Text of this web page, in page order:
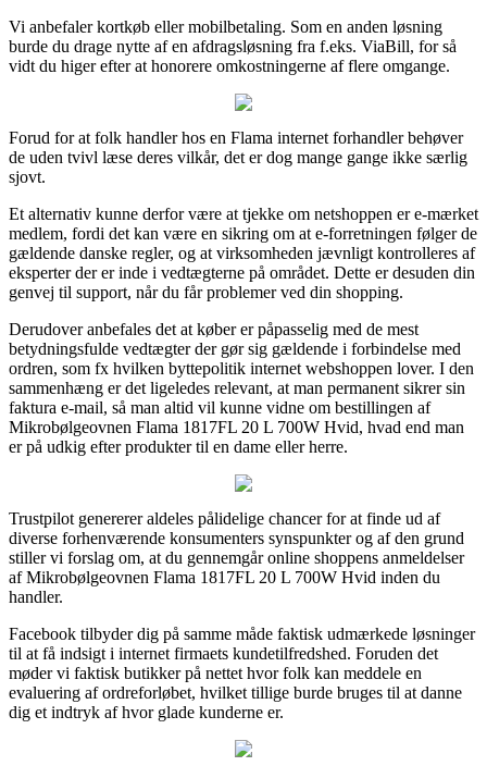
Vi anbefaler kortkøb eller mobilbetaling. Som en anden løsning
burde du drage nytte af en afdragsløsning fra f.eks. ViaBill, for så
vidt du higer efter at honorere omkostningerne af flere omgange.
Forud for at folk handler hos en Flama internet forhandler behøver
de uden tvivl læse deres vilkår, det er dog mange gange ikke særlig
sjovt.
Et alternativ kunne derfor være at tjekke om netshoppen er e-mærket
medlem, fordi det kan være en sikring om at e-forretningen følger de
gældende danske regler, og at virksomheden jævnligt kontrolleres af
eksperter der er inde i vedtægterne på området. Dette er desuden din
genvej til support, når du får problemer ved din shopping.
Derudover anbefales det at køber er påpasselig med de mest
betydningsfulde vedtægter der gør sig gældende i forbindelse med
ordren, som fx hvilken byttepolitik internet webshoppen lover. I den
sammenhæng er det ligeledes relevant, at man permanent sikrer sin
faktura e-mail, så man altid vil kunne vidne om bestillingen af
Mikrobølgeovnen Flama 1817FL 20 L 700W Hvid, hvad end man
er på udkig efter produkter til en dame eller herre.
Trustpilot genererer aldeles pålidelige chancer for at finde ud af
diverse forhenværende konsumenters synspunkter og af den grund
stiller vi forslag om, at du gennemgår online shoppens anmeldelser
af Mikrobølgeovnen Flama 1817FL 20 L 700W Hvid inden du
handler.
Facebook tilbyder dig på samme måde faktisk udmærkede løsninger
til at få indsigt i internet firmaets kundetilfredshed. Foruden det
møder vi faktisk butikker på nettet hvor folk kan meddele en
evaluering af ordreforløbet, hvilket tillige burde bruges til at danne
dig et indtryk af hvor glade kunderne er.